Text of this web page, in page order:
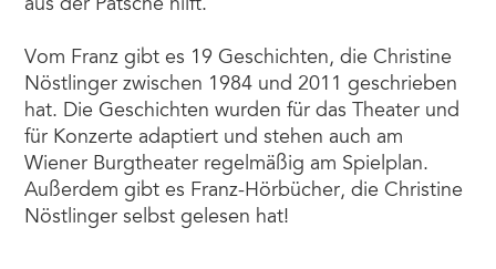
aus der Patsche hilft.
Vom Franz gibt es 19 Geschichten, die Christine
Nöstlinger zwischen 1984 und 2011 geschrieben
hat. Die Geschichten wurden für das Theater und
für Konzerte adaptiert und stehen auch am
Wiener Burgtheater regelmäßig am Spielplan.
Außerdem gibt es Franz-Hörbücher, die Christine
Nöstlinger selbst gelesen hat!